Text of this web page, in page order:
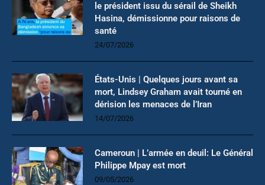
le président issu du sérail de Sheikh
Hasina, démissionne pour raisons de
santé
24/07/2026
États-Unis | Quelques jours avant sa
mort, Lindsey Graham avait tourné en
dérision les menaces de l’Iran
14/07/2026
Cameroun | L’armée en deuil: Le Général
Philippe Mpay est mort
09/05/2026